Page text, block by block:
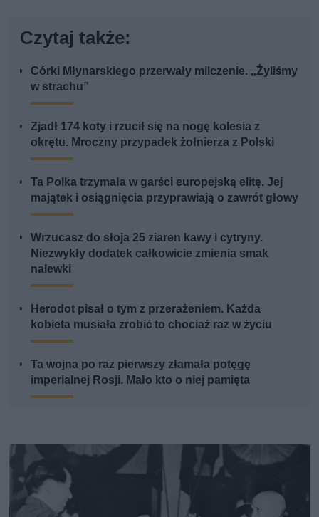
Czytaj także:
Córki Młynarskiego przerwały milczenie. „Żyliśmy
w strachu”
Zjadł 174 koty i rzucił się na nogę kolesia z
okrętu. Mroczny przypadek żołnierza z Polski
Ta Polka trzymała w garści europejską elitę. Jej
majątek i osiągnięcia przyprawiają o zawrót głowy
Wrzucasz do słoja 25 ziaren kawy i cytryny.
Niezwykły dodatek całkowicie zmienia smak
nalewki
Herodot pisał o tym z przerażeniem. Każda
kobieta musiała zrobić to chociaż raz w życiu
Ta wojna po raz pierwszy złamała potęgę
imperialnej Rosji. Mało kto o niej pamięta